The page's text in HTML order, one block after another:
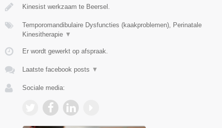
Kinesist werkzaam te Beersel.
Temporomandibulaire Dysfuncties (kaakproblemen), Perinatale
Kinesitherapie ▼
Er wordt gewerkt op afspraak.
Laatste facebook posts ▼
Sociale media: